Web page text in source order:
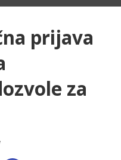
prijava
za